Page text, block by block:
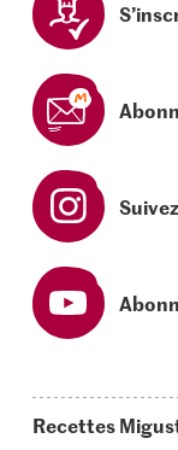
Recettes